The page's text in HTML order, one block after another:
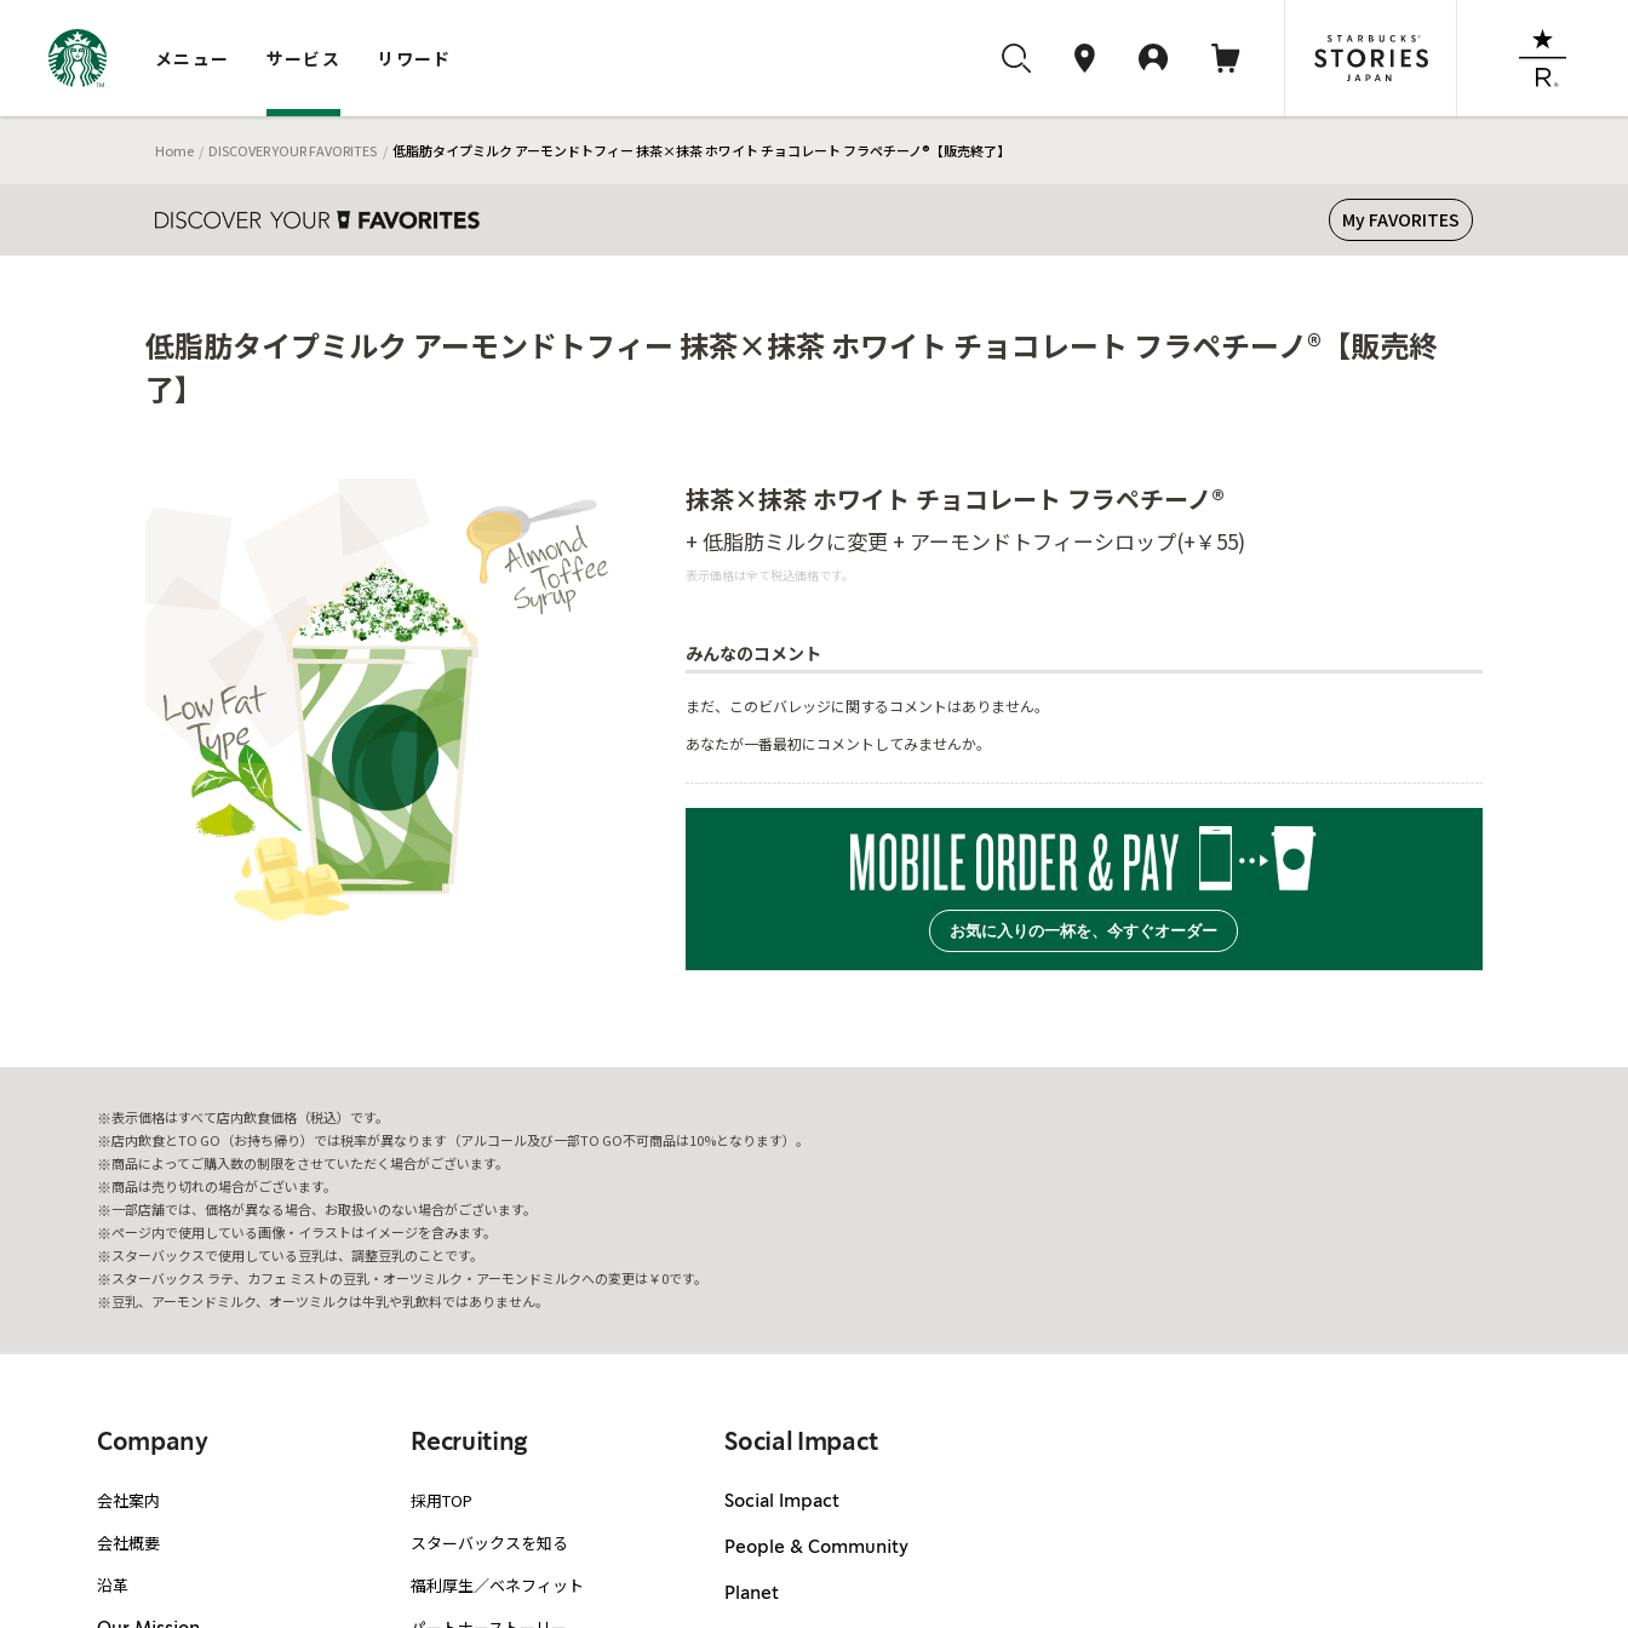
メニュー サービス リワード
Home DISCOVER YOUR FAVORITES 低脂肪タイプミルク アーモンドトフィー 抹茶×抹茶 ホワイト チョコレート フラペチーノ®【販売終了】
My FAVORITES
低脂肪タイプミルク アーモンドトフィー 抹茶×抹茶 ホワイト チョコレート フラペチーノ®【販売終
了】
抹茶×抹茶 ホワイト チョコレート フラペチーノ®
+ 低脂肪ミルクに変更 + アーモンドトフィーシロップ(+￥55)
表示価格は全て税込価格です。
みんなのコメント
まだ、このビバレッジに関するコメントはありません。
あなたが一番最初にコメントしてみませんか。
お気に入りの一杯を、今すぐオーダー
表示価格はすべて店内飲食価格（税込）です。
店内飲食とTO GO（お持ち帰り）では税率が異なります（アルコール及び一部TO GO不可商品は10%となります）。
商品によってご購入数の制限をさせていただく場合がございます。
商品は売り切れの場合がございます。
一部店舗では、価格が異なる場合、お取扱いのない場合がございます。
ページ内で使用している画像・イラストはイメージを含みます。
スターバックスで使用している豆乳は、調整豆乳のことです。
スターバックス ラテ、カフェ ミストの豆乳・オーツミルク・アーモンドミルクへの変更は￥0です。
豆乳、アーモンドミルク、オーツミルクは牛乳や乳飲料ではありません。
Company
会社案内
会社概要
沿革
Recruiting
採用TOP
スターバックスを知る
福利厚生／ベネフィット
Social Impact
Social Impact
People & Community
Planet